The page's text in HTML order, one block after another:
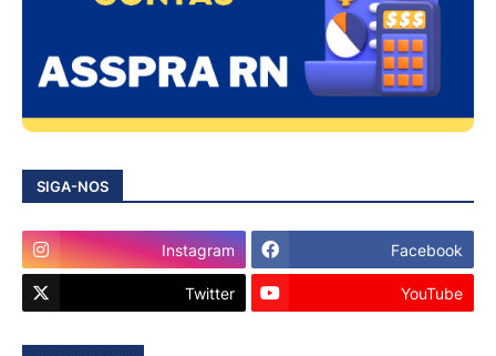
SIGA-NOS
Instagram Facebook
Twitter YouTube